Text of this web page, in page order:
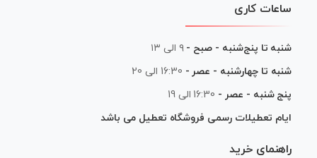
ساعات کاری
شنبه تا پنج‌شنبه - صبح - ۹ الی ۱۳
شنبه تا چهارشنبه - عصر - 16:30 الی 20
پنج شنبه - عصر - 16:30 الی 19
ایام تعطیلات رسمی فروشگاه تعطیل می باشد
راهنمای خرید